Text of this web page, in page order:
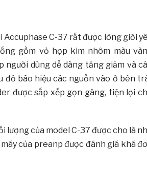
C-37 rất được lòng giới
gồm vỏ hợp kim nhôm màu
dùng dễ dàng tăng giảm và
đỏ báo hiệu các nguồn vào ở bên
được sắp xếp gọn gàng, tiện lợi
lượng của model C-37 được cho là
của preanp được đánh giá khá